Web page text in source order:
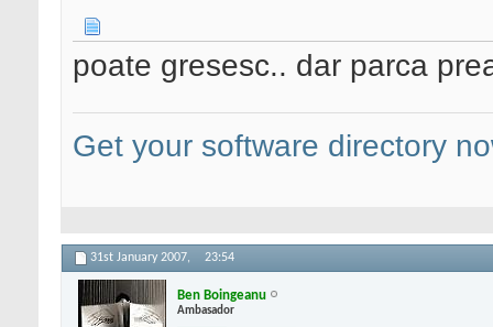
poate gresesc.. dar parca
Get your software directory
31st January 2007, 23:54
Ben Boingeanu
Ambasador